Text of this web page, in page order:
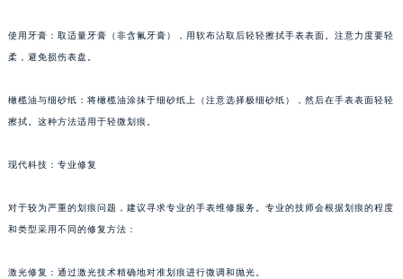
使用牙膏：取适量牙膏（非含氟牙膏），用软布沾取后轻轻擦拭手表表面。注意力度要轻
柔，避免损伤表盘。
橄榄油与细砂纸：将橄榄油涂抹于细砂纸上（注意选择极细砂纸），然后在手表表面轻轻
擦拭。这种方法适用于轻微划痕。
现代科技：专业修复
对于较为严重的划痕问题，建议寻求专业的手表维修服务。专业的技师会根据划痕的程度
和类型采用不同的修复方法：
激光修复：通过激光技术精确地对准划痕进行微调和抛光。